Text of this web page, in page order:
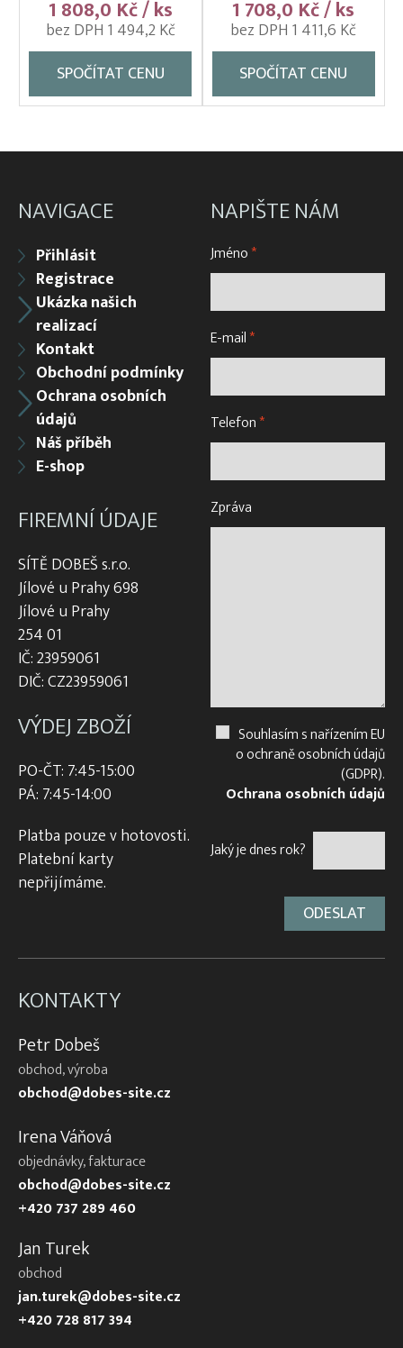
Ochrana budov a střech
Ochranné sítě (krycí sítě) proti kormoránům, rackům
a volavkám
Ochranné sítě na plošné zakrytí skládek
Ochranné sítě na regály
Ochranné sítě na vertikální (svislou) instalaci
Ochranné sítě pro chov slepic a domácí drůbeže
Ochranné sítě proti holubům
Sítě na dětská pískoviště
Sítě na popínavé rostliny
Sítě na seno pro zvířata
1 808,0 Kč / ks
bez DPH 1 494,2 Kč
SPOČÍTAT CENU
1 708,0 Kč / ks
bez DPH 1 411,6 Kč
SPOČÍTAT CENU
NAVIGACE
Přihlásit
Registrace
Ukázka našich
realizací
Kontakt
Obchodní podmínky
Ochrana osobních
údajů
Náš příběh
E-shop
FIREMNÍ ÚDAJE
SÍTĚ DOBEŠ s.r.o.
Jílové u Prahy 698
Jílové u Prahy
254 01
IČ: 23959061
DIČ: CZ23959061
VÝDEJ ZBOŽÍ
PO-ČT: 7:45-15:00
PÁ: 7:45-14:00
Platba pouze v hotovosti.
Platební karty
nepřijímáme.
NAPIŠTE NÁM
Jméno*
E-mail*
Telefon*
Zpráva
Souhlasím s nařízením EU
o ochraně osobních údajů
(GDPR).
Ochrana osobních údajů
Jaký je dnes rok?
KONTAKTY
Petr Dobeš
obchod, výroba
obchod@dobes-site.cz
Irena Váňová
objednávky, fakturace
obchod@dobes-site.cz
+420 737 289 460
Jan Turek
obchod
jan.turek@dobes-site.cz
+420 728 817 394